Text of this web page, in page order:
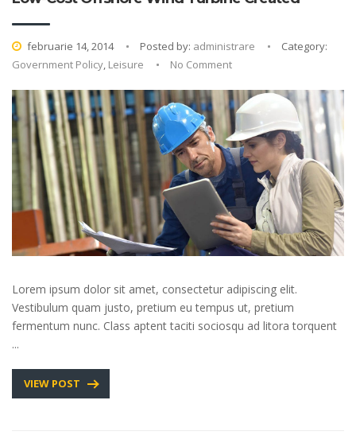
februarie 14, 2014 Posted by: administrare
Category:
Government Policy, Leisure No Comment
Lorem ipsum dolor sit amet, consectetur adipiscing elit.
Vestibulum quam justo, pretium eu tempus ut, pretium
fermentum nunc. Class aptent taciti sociosqu ad litora torquent
...
VIEW POST